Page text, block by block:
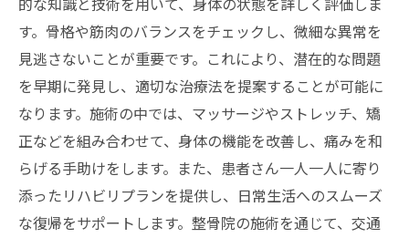
す。骨格や筋肉のバランスをチェックし、微細な異常を
見逃さないことが重要です。これにより、潜在的な問題
を早期に発見し、適切な治療法を提案することが可能に
なります。施術の中では、マッサージやストレッチ、矯
正などを組み合わせて、身体の機能を改善し、痛みを和
らげる手助けをします。また、患者さん一人一人に寄り
添ったリハビリプランを提供し、日常生活へのスムーズ
な復帰をサポートします。整骨院の施術を通じて、交通